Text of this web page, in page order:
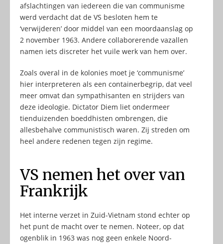
afslachtingen van iedereen die van communisme
werd verdacht dat de VS besloten hem te
‘verwijderen’ door middel van een moordaanslag op
2 november 1963. Andere collaborerende vazallen
namen iets discreter het vuile werk van hem over.
Zoals overal in de kolonies moet je ‘communisme’
hier interpreteren als een containerbegrip, dat veel
meer omvat dan sympathisanten en strijders van
deze ideologie. Dictator Diem liet ondermeer
tienduizenden boeddhisten ombrengen, die
allesbehalve communistisch waren. Zij streden om
heel andere redenen tegen zijn regime.
VS nemen het over van
Frankrijk
Het interne verzet in Zuid-Vietnam stond echter op
het punt de macht over te nemen. Noteer, op dat
ogenblik in 1963 was nog geen enkele Noord-